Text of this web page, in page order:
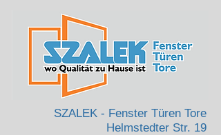
SZALEK - Fenster Türen Tore
Helmstedter Str. 19